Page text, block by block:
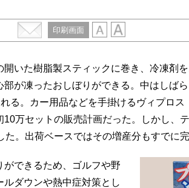
印刷画面
いた樹脂製スティックに巻き、冷凍剤
が凍ったおしぼりができる。中はしば
る。カー用品などを手掛けるヴィプロス
万セットの販売計画だった。しかし、
た。出荷ベースではその増産分もすでに完
できるため、ゴルフや野
ダウンや熱中症対策とし